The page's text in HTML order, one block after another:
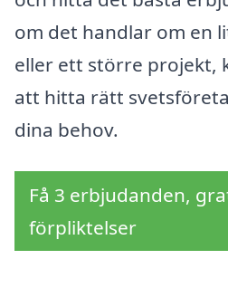
om det handlar om en
eller ett större projekt,
att hitta rätt
dina behov.
Få 3 erbjudanden,
förpliktelser